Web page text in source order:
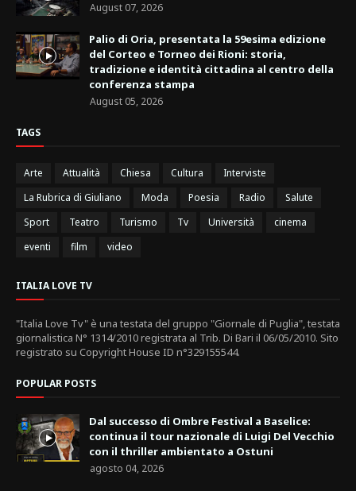
August 07, 2026
Palio di Oria, presentata la 59esima edizione
del Corteo e Torneo dei Rioni: storia,
tradizione e identità cittadina al centro della
conferenza stampa
August 05, 2026
TAGS
Arte Attualità Chiesa Cultura
Interviste
La Rubrica di Giuliano
Moda Poesia Radio
Salute
Sport
Teatro Turismo Tv Università
cinema
eventi
film video
ITALIA LOVE TV
"Italia Love Tv" è una testata del gruppo "Giornale di Puglia", testata
giornalistica N° 1314/2010 registrata al Trib. Di Bari il 06/05/2010. Sito
registrato su Copyright House ID n°329155544.
POPULAR POSTS
Dal successo di Ombre Festival a Baselice:
continua il tour nazionale di Luigi Del Vecchio
con il thriller ambientato a Ostuni
agosto 04, 2026